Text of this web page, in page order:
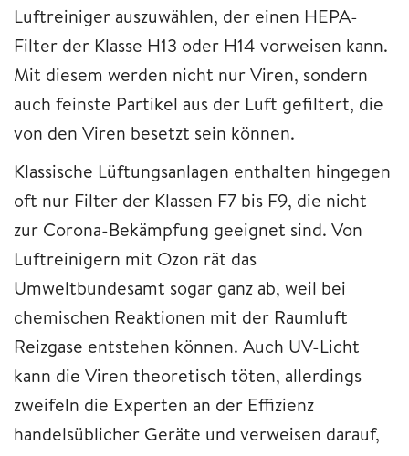
Luftreiniger auszuwählen, der einen HEPA-
Filter der Klasse H13 oder H14 vorweisen kann.
Mit diesem werden nicht nur Viren, sondern
auch feinste Partikel aus der Luft gefiltert, die
von den Viren besetzt sein können.
Klassische Lüftungsanlagen enthalten hingegen
oft nur Filter der Klassen F7 bis F9, die nicht
zur Corona-Bekämpfung geeignet sind. Von
Luftreinigern mit Ozon rät das
Umweltbundesamt sogar ganz ab, weil bei
chemischen Reaktionen mit der Raumluft
Reizgase entstehen können. Auch UV-Licht
kann die Viren theoretisch töten, allerdings
zweifeln die Experten an der Effizienz
handelsüblicher Geräte und verweisen darauf,